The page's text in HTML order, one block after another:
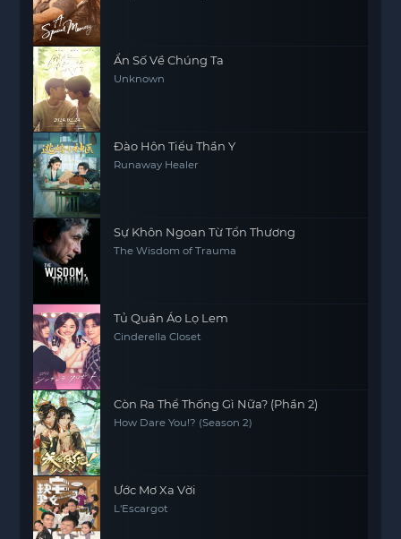
Ẩn Số Về Chúng Ta
Unknown
Đào Hôn Tiểu Thần Y
Runaway Healer
Sự Khôn Ngoan Từ Tổn Thương
The Wisdom of Trauma
Tủ Quần Áo Lọ Lem
Cinderella Closet
Còn Ra Thể Thống Gì Nữa? (Phần 2)
How Dare You!? (Season 2)
Ước Mơ Xa Vời
L'Escargot